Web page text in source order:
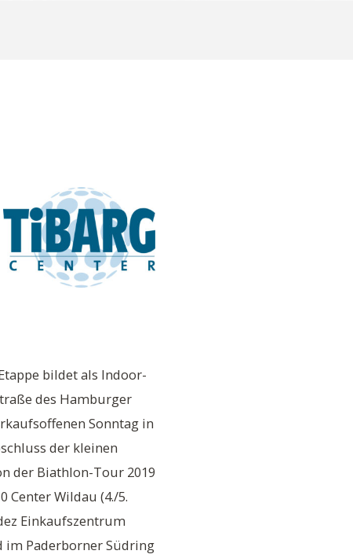
bildet als Indoor-
des Hamburger
Sonntag in
der kleinen
der Biathlon-Tour 2019
Center Wildau (4./5.
Einkaufszentrum
im Paderborner Südring